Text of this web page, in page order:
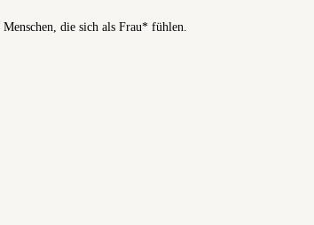
die sich als Frau* fühlen.